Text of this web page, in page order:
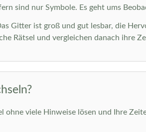
sind nur Symbole. Es geht ums
Gitter ist groß und gut lesbar, die
Rätsel und vergleichen danach ihre
ohne viele Hinweise lösen und Ihre